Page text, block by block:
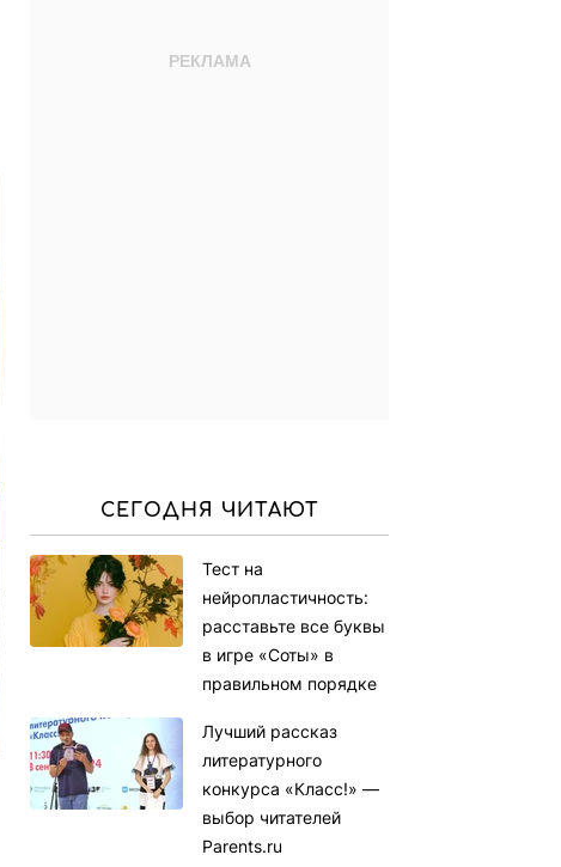
СЕГОДНЯ ЧИТАЮТ
Тест на
нейропластичность:
расставьте все буквы
в игре «Соты» в
правильном порядке
Лучший рассказ
литературного
конкурса «Класс!» —
выбор читателей
Parents.ru